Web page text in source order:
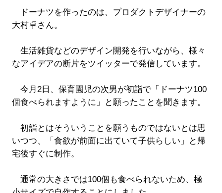
ドーナツを作ったのは、プロダクトデザイナーの
大村卓さん。
生活雑貨などのデザイン開発を行いながら、様々
なアイデアの断片をツイッターで発信しています。
今月2日、保育園児の次男が初詣で「ドーナツ100
個食べられますように」と願ったことを聞きます。
初詣とはそういうことを願うものではないとは思
いつつ、「食欲が前面に出ていて子供らしい」と帰
宅後すぐに制作。
通常の大きさでは100個も食べられないため、極